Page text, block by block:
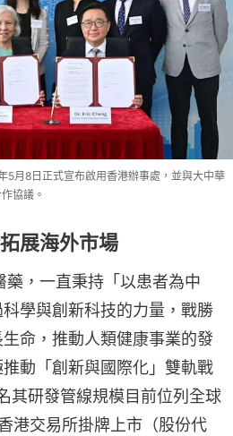
5月8日正式宣布啟用香港辦事處，並與大中華
協議。
展海外市場
藥，一直秉持「以患者為中
學與創新科技的力量，戰勝
命，推動人類健康事業的發
動「創新與國際化」雙軌戰
其研發管線規模目前位列全球
港交易所掛牌上市（股份代